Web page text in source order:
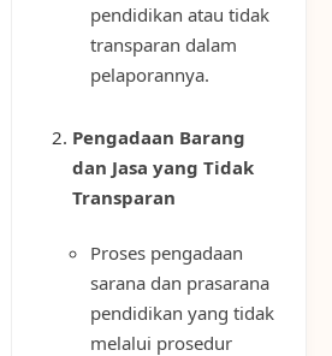
pendidikan atau tidak
transparan dalam
pelaporannya.
Pengadaan Barang
dan Jasa yang Tidak
Transparan
Proses pengadaan
sarana dan prasarana
pendidikan yang tidak
melalui prosedur